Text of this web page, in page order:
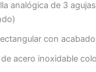
analógica de 3
con
de acero inoxidable